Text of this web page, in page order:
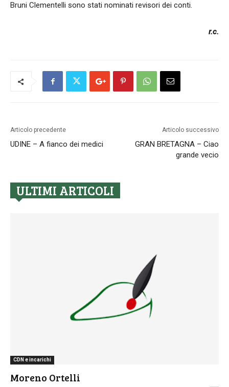
Bruni Clementelli sono stati nominati revisori dei conti.
r.c.
Articolo precedente
UDINE – A fianco dei medici
Articolo successivo
GRAN BRETAGNA – Ciao
grande vecio
ULTIMI ARTICOLI
CDN e incarichi
Moreno Ortelli